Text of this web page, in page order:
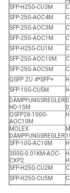
SFP-H25G-CU3M
SFP-25G-AOC4M
SFP-25G-AOC3M
SFP-25G-AOC1M
SFP-H25G-CU1M
SFP-25G-AOC10M
SFP-25G-AOC5M
QSFP ZU 4*SFP+
SFP-10G-CU5M
DÄMPFUNGSREGLER
HD-15M
QSFP28-100G-
AOC10M
MOLEX
DÄMPFUNGSREGLER
SFP-10G-AC10M
300G-0.01KM-AOC-
CXP2
SFP-H25G-CU2M
SFP-H25G-CU5M